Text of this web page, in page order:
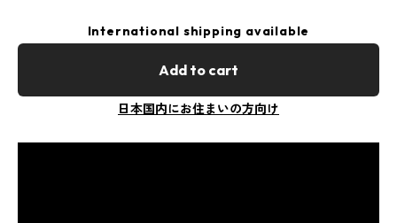
International shipping available
Add to cart
日本国内にお住まいの方向け